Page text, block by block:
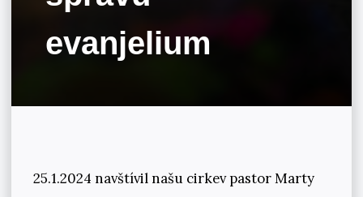
evanjelium
25.1.2024 navštívil našu cirkev pastor Marty